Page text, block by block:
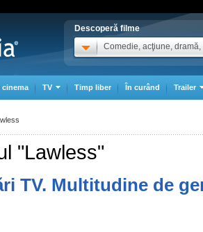
Descoperă filme
Comedie, acţiune, dramă,
cinema TV Timp liber În curând Trailer
"Lawless"
TV. Multitudine de